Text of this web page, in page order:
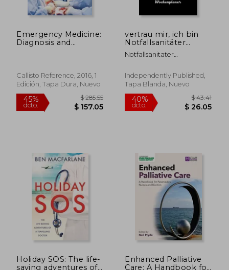
45%
dcto. $ 34.68
45%
dcto.
Emergency Medicine:
Diagnosis and
Callisto Reference, 2016, 1
Edición, Tapa Dura, Nuevo
vertrau mir, ich bin
Notfallsanitäter
Wochenplaner:
Wochenplaner für
Wochen perfekt als
Notfallsanitäter
(en Alemán)
Notfallsanitater
Independently Published,
Tapa Blanda, Nuevo
Holiday SOS: The life-
saving adventures of
Enhanced Palliative
Care: A Handbook for